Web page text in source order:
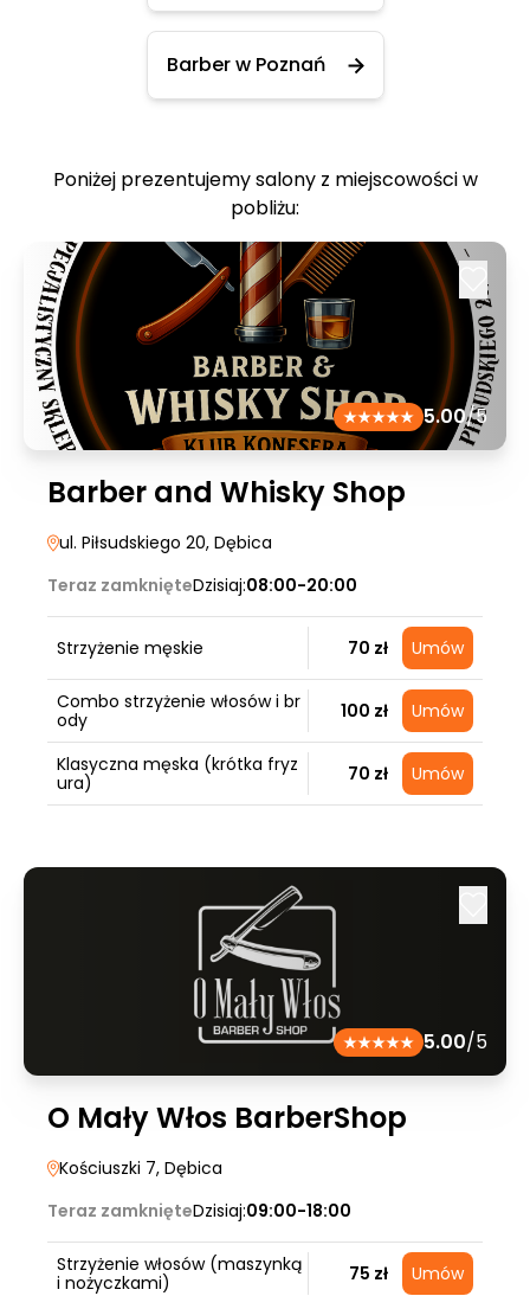
Barber w Poznań
Poniżej prezentujemy salony z miejscowości w
pobliżu:
5.00/5
Barber and Whisky Shop
ul. Piłsudskiego 20, Dębica
Teraz zamknięteDzisiaj:08:00-20:00
Strzyżenie męskie 70 zł Umów
Combo strzyżenie włosów i br
ody
100 zł Umów
Klasyczna męska (krótka fryz
ura)
70 zł Umów
5.00/5
O Mały Włos BarberShop
Kościuszki 7, Dębica
Teraz zamknięteDzisiaj:09:00-18:00
Strzyżenie włosów (maszynką
i nożyczkami)
75 zł Umów